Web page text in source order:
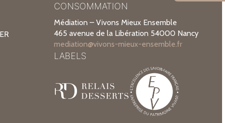
CONSOMMATION
Médiation – Vivons Mieux Ensemble
465 avenue de la Libération 54000 Nancy
mediation@vivons-mieux-ensemble.fr
LABELS